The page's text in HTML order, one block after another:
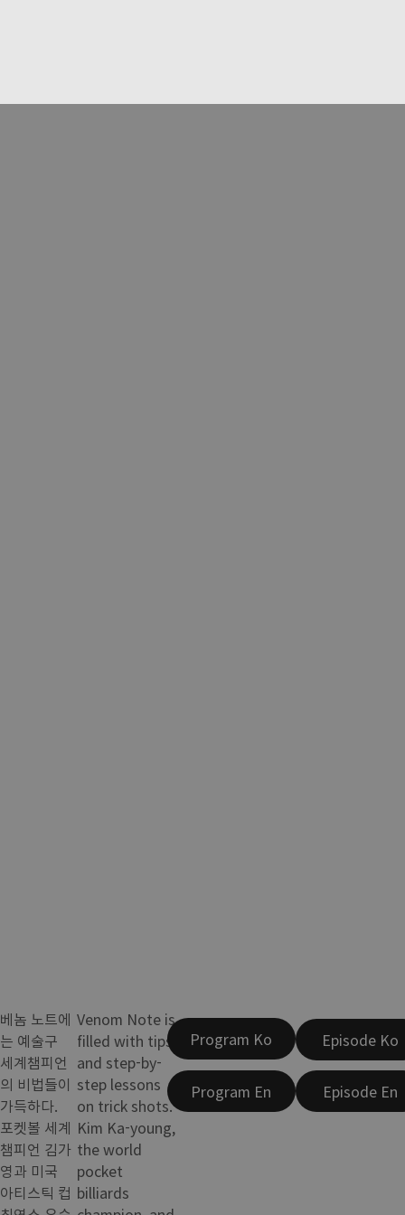
베놈 노트에
는 예술구
세계챔피언
의 비법들이
가득하다.
포켓볼 세계
챔피언 김가
영과 미국
아티스틱 컵
Venom Note is
filled with tips
and step-by-
step lessons
on trick shots.
Kim Ka-young,
the world
pocket
billiards
Program Ko
Program En
Episode Ko
Episode En